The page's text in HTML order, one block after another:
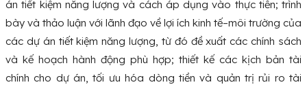
án tiết kiệm năng lượng và cách áp dụng vào thực tiễn; trình
bày và thảo luận với lãnh đạo về lợi ích kinh tế–môi trường của
các dự án tiết kiệm năng lượng, từ đó đề xuất các chính sách
và kế hoạch hành động phù hợp; thiết kế các kịch bản tài
chính cho dự án, tối ưu hóa dòng tiền và quản trị rủi ro tài